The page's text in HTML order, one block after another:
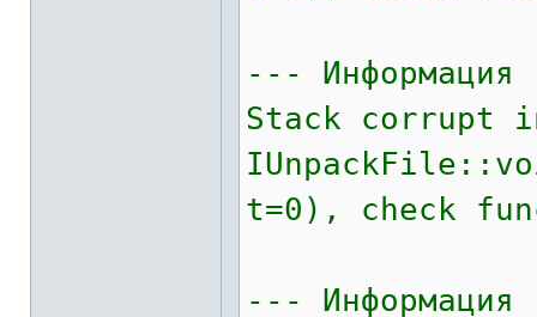
---
Stack corrupt
t=0), check
---